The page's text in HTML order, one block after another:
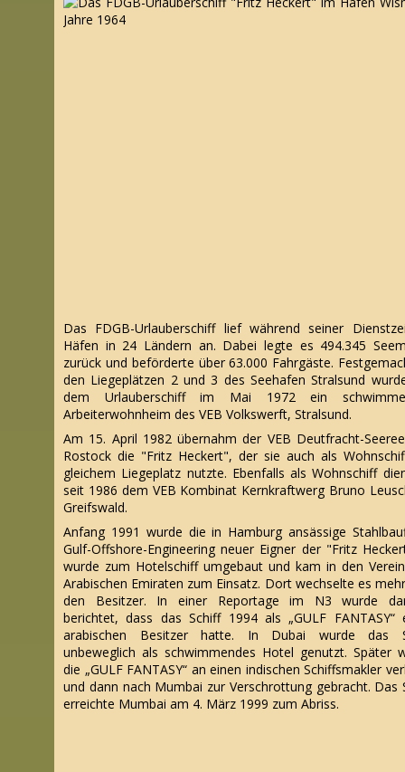
Das FDGB-Urlauberschiff lief während seiner
Häfen in 24 Ländern an. Dabei legte es 494.345
zurück und beförderte über 63.000 Fahrgäste.
den Liegeplätzen 2 und 3 des Seehafen Stralsund
dem Urlauberschiff im Mai 1972 ein
Arbeiterwohnheim des VEB Volkswerft, Stralsund.
Am 15. April 1982 übernahm der VEB Deutfracht-
Rostock die "Fritz Heckert", der sie auch als
gleichem Liegeplatz nutzte. Ebenfalls als Wohnschiff
seit 1986 dem VEB Kombinat Kernkraftwerg Bruno
Greifswald.
Anfang 1991 wurde die in Hamburg ansässige
Gulf-Offshore-Engineering neuer Eigner der "Fritz
wurde zum Hotelschiff umgebaut und kam in den
Arabischen Emiraten zum Einsatz. Dort wechselte es
den Besitzer. In einer Reportage im N3 wurde
berichtet, dass das Schiff 1994 als „GULF FANTASY“
arabischen Besitzer hatte. In Dubai wurde das
unbeweglich als schwimmendes Hotel genutzt. Später
die „GULF FANTASY“ an einen indischen Schiffsmakler
und dann nach Mumbai zur Verschrottung gebracht. Das
erreichte Mumbai am 4. März 1999 zum Abriss.